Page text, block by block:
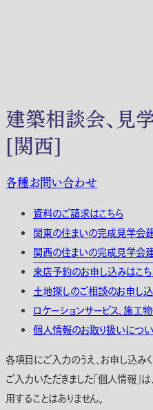
建築相談会、見
[関西]
各種お問い合わせ
資料のご請求はこちら
関東の住まいの完成見学会
関西の住まいの完成見学会
来店予約のお申し込みはこち
土地探しのご相談のお申し
ロケーションサービス、施工
個人情報のお取り扱いにつ
各項目にご入力のうえ、お申し込みく
ご入力いただきました「個人情報
用することはありません。